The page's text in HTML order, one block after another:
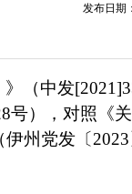
发布日期：
》（中发
号），对照《
伊州党发〔2023